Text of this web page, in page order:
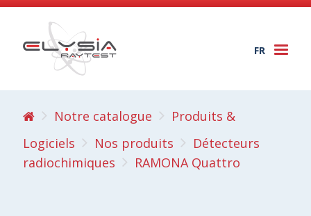
FR
Notre catalogue
Produits &
Logiciels
Nos produits
Détecteurs
radiochimiques
RAMONA Quattro